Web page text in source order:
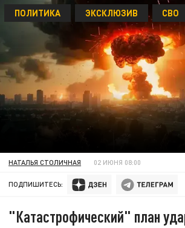
ПОЛИТИКА ЭКСКЛЮЗИВ СВО
НАТАЛЬЯ СТОЛИЧНАЯ 02 ИЮНЯ 08:00
ПОДПИШИТЕСЬ:
"Катастрофический" план